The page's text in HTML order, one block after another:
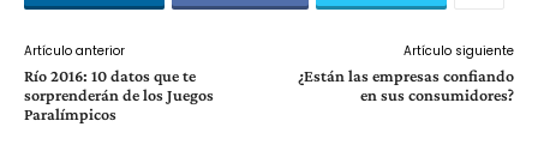
Artículo anterior
Río 2016: 10 datos que te
sorprenderán de los Juegos
Paralímpicos
Artículo siguiente
¿Están las empresas confiando
en sus consumidores?